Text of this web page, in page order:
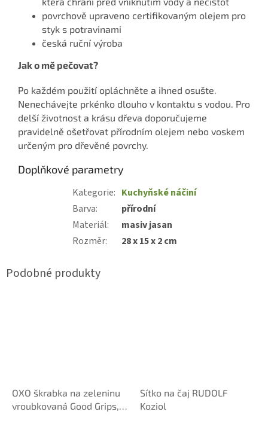
povrchově upraveno certifikovaným olejem pro
styk s potravinami
česká ruční výroba
Jak o mě pečovat?
Po každém použití opláchněte a ihned osušte.
Nenechávejte prkénko dlouho v kontaktu s vodou. Pro
delší životnost a krásu dřeva doporučujeme
pravidelně ošetřovat přírodním olejem nebo voskem
určeným pro dřevěné povrchy.
Doplňkové parametry
Kategorie: Kuchyňské náčiní
Barva:
přírodní
Materiál:
masiv jasan
Rozměr: 28 x 15 x 2 cm
OXO škrabka na zeleninu
vroubkovaná Good Grips,
Sítko na čaj RUDOLF
Koziol